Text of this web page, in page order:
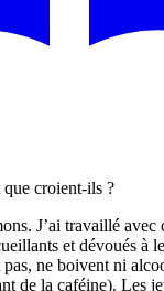
croient-ils ?
J’ai travaillé avec
et dévoués à
ne boivent ni
de la caféine). Les